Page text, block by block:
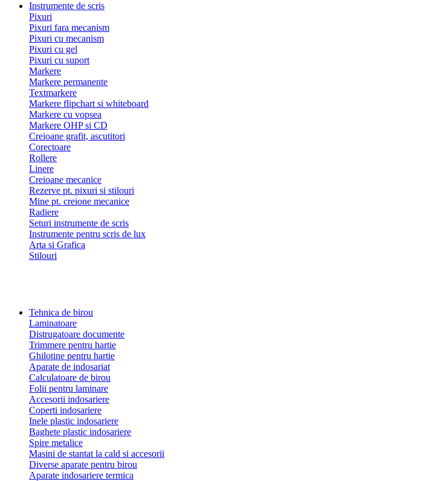
Instrumente de scris
Pixuri
Pixuri fara mecanism
Pixuri cu mecanism
Pixuri cu gel
Pixuri cu suport
Markere
Markere permanente
Textmarkere
Markere flipchart si whiteboard
Markere cu vopsea
Markere OHP si CD
Creioane grafit, ascutitori
Corectoare
Rollere
Linere
Creioane mecanice
Rezerve pt. pixuri si stilouri
Mine pt. creione mecanice
Radiere
Seturi instrumente de scris
Instrumente pentru scris de lux
Arta si Grafica
Stilouri
Tehnica de birou
Laminatoare
Distrugatoare documente
Trimmere pentru hartie
Ghilotine pentru hartie
Aparate de indosariat
Calculatoare de birou
Folii pentru laminare
Accesorii indosariere
Coperti indosariere
Inele plastic indosariere
Baghete plastic indosariere
Spire metalice
Masini de stantat la cald si accesorii
Diverse aparate pentru birou
Aparate indosariere termica